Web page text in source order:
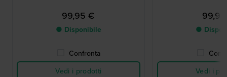
99,95 €
● Disponibile
Confronta
Vedi i prodotti
●
Vedi i